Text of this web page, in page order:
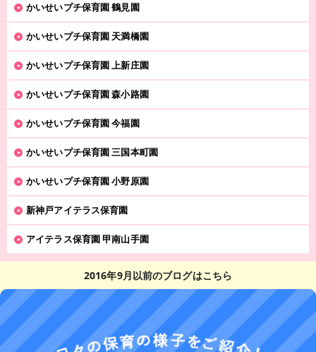
かいせいプチ保育園 鶴見園
かいせいプチ保育園 天満橋園
かいせいプチ保育園 上新庄園
かいせいプチ保育園 森小路園
かいせいプチ保育園 今福園
かいせいプチ保育園 三国本町園
かいせいプチ保育園 小野原園
新神戸アイテラス保育園
アイテラス保育園 甲南山手園
2016年9月以前のブログはこちら